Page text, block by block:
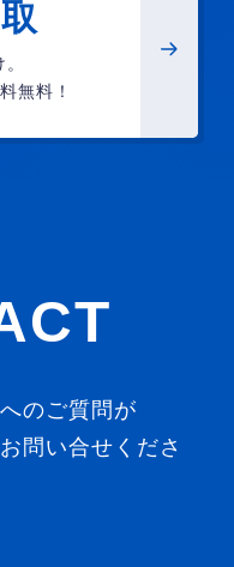
無料！
のご質問が
問い合せくださ